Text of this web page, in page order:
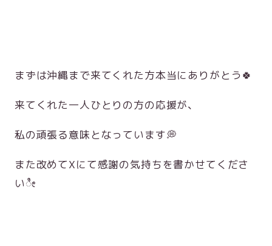
まずは沖縄まで来てくれた方本当にありがとう🍀
来てくれた一人ひとりの方の応援が、
私の頑張る意味となっています💭
また改めてXにて感謝の気持ちを書かせてくださ
いೀ